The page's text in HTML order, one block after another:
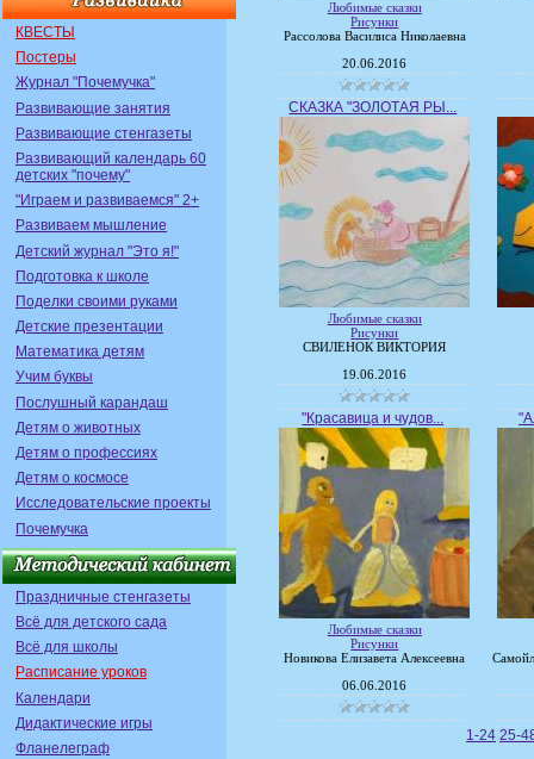
КВЕСТЫ
Постеры
Журнал "Почемучка"
Развивающие занятия
Развивающие стенгазеты
Развивающий календарь 60
детских "почему"
"Играем и развиваемся" 2+
Развиваем мышление
Детский журнал "Это я!"
Подготовка к школе
Поделки своими руками
Детские презентации
Математика детям
Учим буквы
Послушный карандаш
Детям о животных
Детям о профессиях
Детям о космосе
Исследовательские проекты
Почемучка
Праздничные стенгазеты
Всё для детского сада
Всё для школы
Расписание уроков
Календари
Дидактические игры
Фланелеграф
Любимые сказки
Рисунки
Рассолова Василиса Николаевна
20.06.2016
СКАЗКА "ЗОЛОТАЯ РЫ...
Любимые сказки
Рисунки
СВИЛЕНОК ВИКТОРИЯ
19.06.2016
"Красавица и чудов...
Любимые сказки
Рисунки
Новикова Елизавета Алексеевна
06.06.2016
1-24 25-